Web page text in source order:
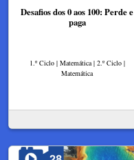
Desafios dos 0 aos 100: Perde e
paga
1.º Ciclo | Matemática | 2.º Ciclo |
Matemática